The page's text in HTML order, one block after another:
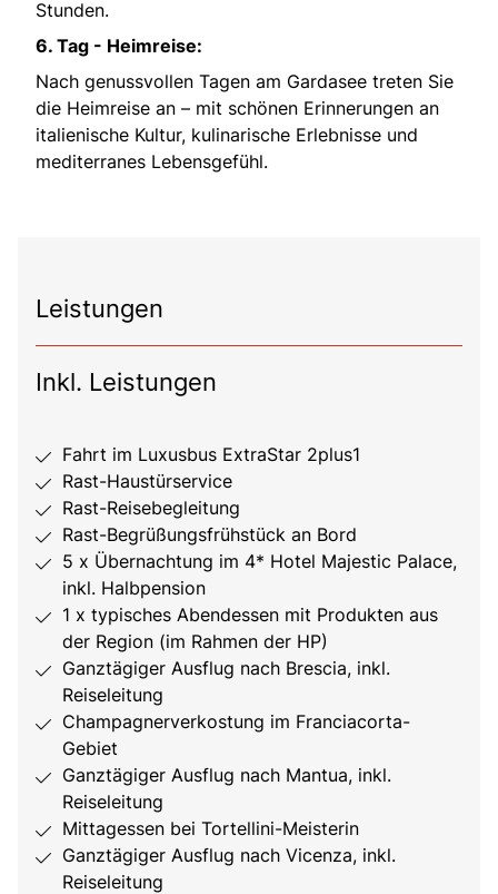
Stunden.
6. Tag - Heimreise:
Nach genussvollen Tagen am Gardasee treten Sie
die Heimreise an – mit schönen Erinnerungen an
italienische Kultur, kulinarische Erlebnisse und
mediterranes Lebensgefühl.
Leistungen
Inkl. Leistungen
Fahrt im Luxusbus ExtraStar 2plus1
Rast-Haustürservice
Rast-Reisebegleitung
Rast-Begrüßungsfrühstück an Bord
5 x Übernachtung im 4* Hotel Majestic Palace,
inkl. Halbpension
1 x typisches Abendessen mit Produkten aus
der Region (im Rahmen der HP)
Ganztägiger Ausflug nach Brescia, inkl.
Reiseleitung
Champagnerverkostung im Franciacorta-
Gebiet
Ganztägiger Ausflug nach Mantua, inkl.
Reiseleitung
Mittagessen bei Tortellini-Meisterin
Ganztägiger Ausflug nach Vicenza, inkl.
Reiseleitung